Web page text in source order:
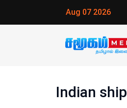
Aug 07 2026
Indian ship